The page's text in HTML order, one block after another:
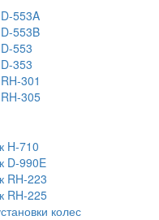
553A
553B
553
353
301
305
H-710
D-990E
RH-223
RH-225
колес